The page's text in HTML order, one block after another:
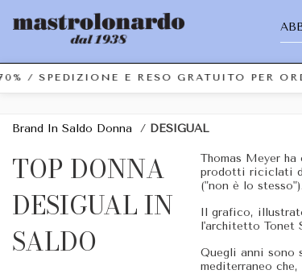
/ SPEDIZIONE E RESO GRATUITO PER
Brand In Saldo Donna / DESIGUAL
TOP DONNA
DESIGUAL IN
SALDO
Thomas Meyer
prodotti riciclati
("non è lo stesso").
Il grafico,
l'architetto Tonet
Quegli anni sono
mediterraneo